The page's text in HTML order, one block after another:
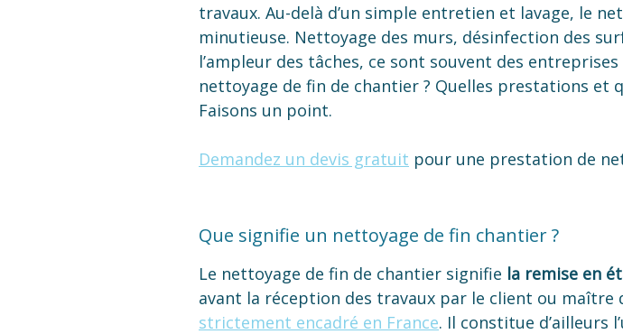
travaux. Au-delà d’un simple entretien et lavage, le
minutieuse. Nettoyage des murs, désinfection des
l’ampleur des tâches, ce sont souvent des
nettoyage de fin de chantier ? Quelles prestations
Faisons un point.
Demandez un devis gratuit pour une prestation de
Que signifie un nettoyage de fin chantier ?
Le nettoyage de fin de chantier signifie la remise en
avant la réception des travaux par le client ou maître
strictement encadré en France. Il constitue d’ailleurs